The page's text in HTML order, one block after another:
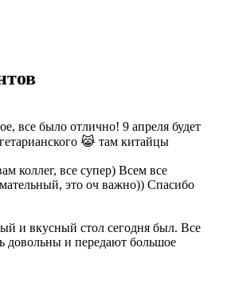
все было отлично! 9 апреля будет
😹 там китайцы
коллег, все супер) Всем все
это оч важно)) Спасибо
и вкусный стол сегодня был. Все
довольны и передают большое